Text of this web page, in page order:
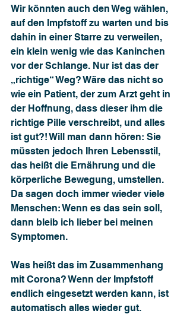
Wir könnten auch den Weg wählen,
auf den Impfstoff zu warten und bis
dahin in einer Starre zu verweilen,
ein klein wenig wie das Kaninchen
vor der Schlange. Nur ist das der
„richtige“ Weg? Wäre das nicht so
wie ein Patient, der zum Arzt geht in
der Hoffnung, dass dieser ihm die
richtige Pille verschreibt, und alles
ist gut?! Will man dann hören: Sie
müssten jedoch Ihren Lebensstil,
das heißt die Ernährung und die
körperliche Bewegung, umstellen.
Da sagen doch immer wieder viele
Menschen: Wenn es das sein soll,
dann bleib ich lieber bei meinen
Symptomen.
Was heißt das im Zusammenhang
mit Corona? Wenn der Impfstoff
endlich eingesetzt werden kann, ist
automatisch alles wieder gut.